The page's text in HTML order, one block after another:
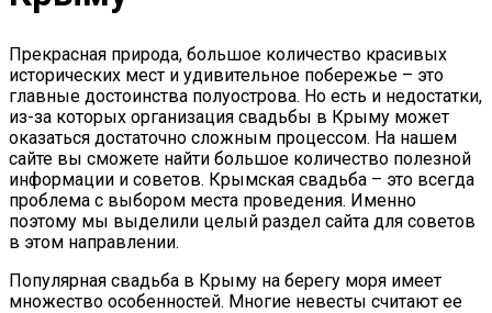
Прекрасная природа, большое количество красивых
исторических мест и удивительное побережье – это
главные достоинства полуострова. Но есть и недостатки,
из-за которых организация свадьбы в Крыму может
оказаться достаточно сложным процессом. На нашем
сайте вы сможете найти большое количество полезной
информации и советов. Крымская свадьба – это всегда
проблема с выбором места проведения. Именно
поэтому мы выделили целый раздел сайта для советов
в этом направлении.
Популярная свадьба в Крыму на берегу моря имеет
множество особенностей. Многие невесты считают ее